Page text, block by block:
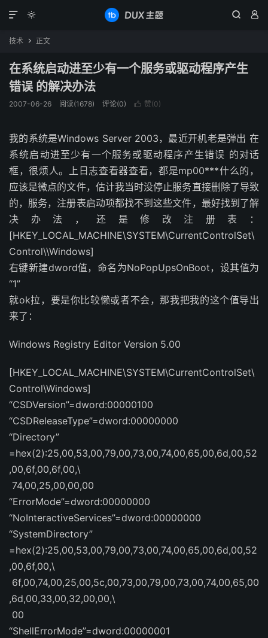
  

技术  正文
在系统启动进至少有一个服务或驱动程序产生
错误 的解决办法
2007-06-26 阅读(1678) 评论(0)  赞(0)
我的系统是Windows Server 2003，最近开机老是弹出 在
系统启动进至少有一个服务或驱动程序产生错误 的对话
框，很烦人。上日志查看器查看，都是mp00***什么的，
应该是微点的文件，估计我当时没停止服务直接删除了导致
的，服务，注册表启动项都找不到这些文件，最好找到了解
决办法，还是修改注册表：
[HKEY_LOCAL_MACHINE\SYSTEM\CurrentControlSet\
Control\\Windows]
右键新建dword值，命名为NoPopUpsOnBoot，设其值为
“1”
就ok拉，要是你比较懒或者不会，那我把我的这个值导出
来了：
Windows Registry Editor Version 5.00
[HKEY_LOCAL_MACHINE\SYSTEM\CurrentControlSet\
Control\Windows]
“CSDVersion”=dword:00000100
“CSDReleaseType”=dword:00000000
“Directory”
=hex(2):25,00,53,00,79,00,73,00,74,00,65,00,6d,00,52
,00,6f,00,6f,00,\
74,00,25,00,00,00
“ErrorMode”=dword:00000000
“NoInteractiveServices”=dword:00000000
“SystemDirectory”
=hex(2):25,00,53,00,79,00,73,00,74,00,65,00,6d,00,52
,00,6f,00,\
6f,00,74,00,25,00,5c,00,73,00,79,00,73,00,74,00,65,00
,6d,00,33,00,32,00,00,\
00
“ShellErrorMode”=dword:00000001